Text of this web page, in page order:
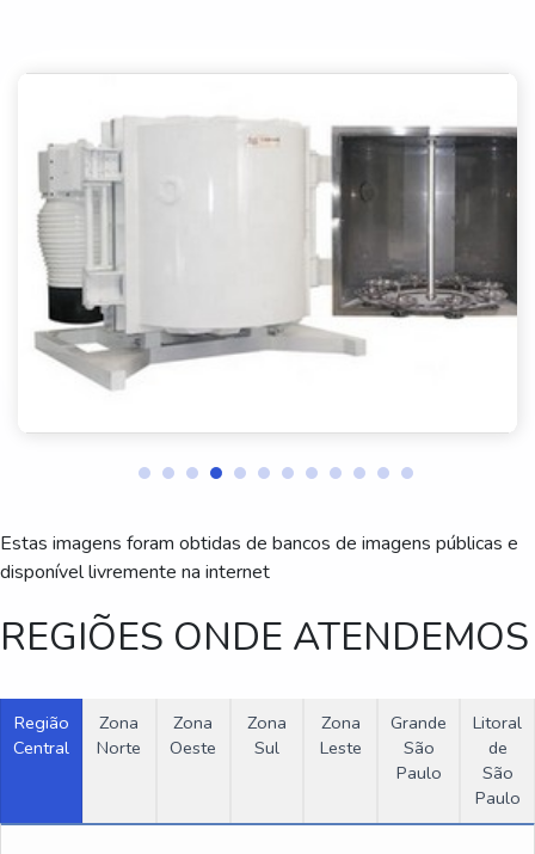
Estas imagens foram obtidas de bancos de imagens públicas e
disponível livremente na internet
REGIÕES ONDE ATENDEMOS
Região
Central
Zona
Norte
Zona
Oeste
Zona
Sul
Zona
Leste
Grande
São
Paulo
Litoral
de
São
Paulo